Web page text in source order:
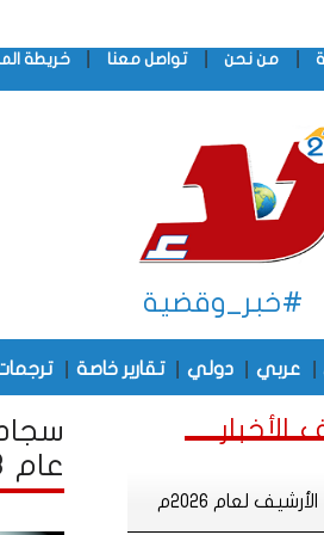
من نحن تواصل معنا خريطة
#خبر_وقضية
عربي دولي تقارير خاصة
عام 2018
الأخبار
الأرشيف لعام 2026م